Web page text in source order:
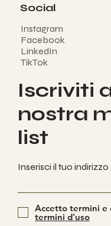
Social
Instagram
Facebook
LinkedIn
TikTok
Iscriviti
nostra
list
Inserisci il tuo
Accetto termini e
termini d'uso